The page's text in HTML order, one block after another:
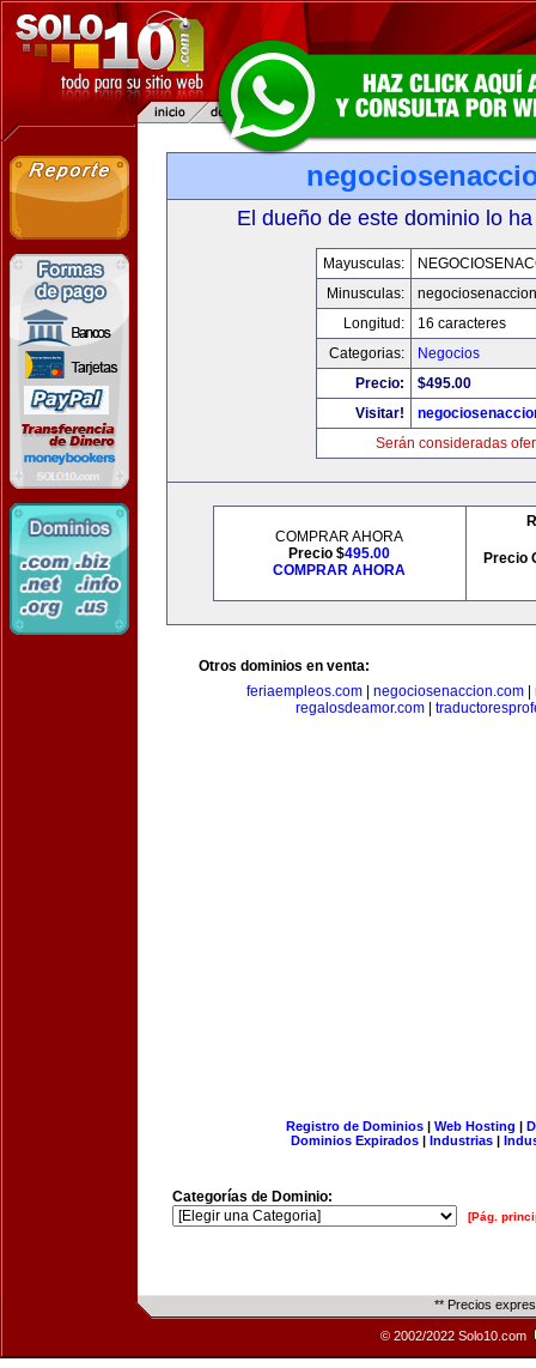
El dueño de este dominio lo
Mayusculas:
Minusculas:
Longitud:
16 caracteres
Categorias:
Negocios
Precio:
$495.00
Visitar!
Serán consideradas
COMPRAR AHORA
Precio $495.00
COMPRAR AHORA
Precio
Otros dominios en venta:
feriaempleos.com
negociosenaccion.com
regalosdeamor.com
Registro de Dominios| Web Hosting |
Dominios Expirados | Industrias |
Categorías de Dominio:
[Pág.
** Precios
© 2002/2022 Solo10.com